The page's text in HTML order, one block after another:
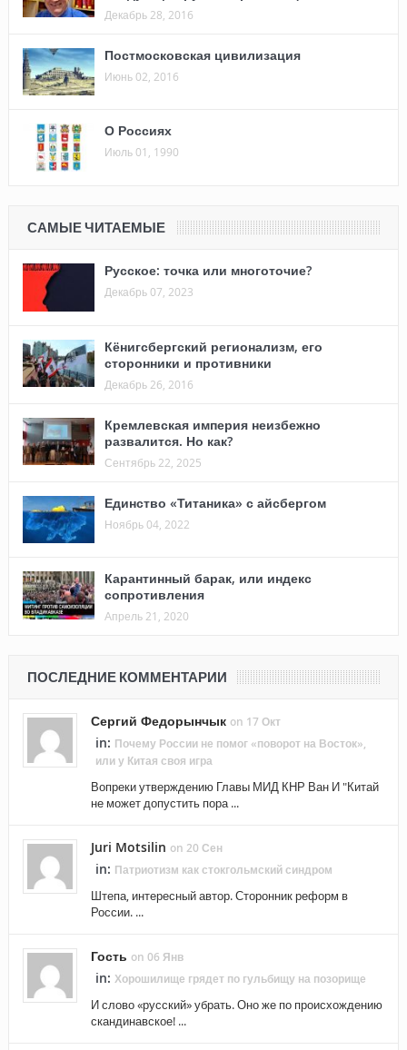
Декабрь 28, 2016
Постмосковская цивилизация
Июнь 02, 2016
О Россиях
Июль 01, 1990
САМЫЕ ЧИТАЕМЫЕ
Русское: точка или многоточие?
Декабрь 07, 2023
Кёнигсбергский регионализм, его
сторонники и противники
Декабрь 26, 2016
Кремлевская империя неизбежно
развалится. Но как?
Сентябрь 22, 2025
Единство «Титаника» с айсбергом
Ноябрь 04, 2022
Карантинный барак, или индекс
сопротивления
Апрель 21, 2020
ПОСЛЕДНИЕ КОММЕНТАРИИ
Сергий Федорынчык on 17 Окт
in: Почему России не помог «поворот на Восток»,
или у Китая своя игра
Вопреки утверждению Главы МИД КНР Ван И "Китай
не может допустить пора ...
Juri Motsilin on 20 Сен
in: Патриотизм как стокгольмский синдром
Штепа, интересный автор. Сторонник реформ в
России. ...
Гость on 06 Янв
in: Хорошилище грядет по гульбищу на позорище
И слово «русский» убрать. Оно же по происхождению
скандинавское! ...